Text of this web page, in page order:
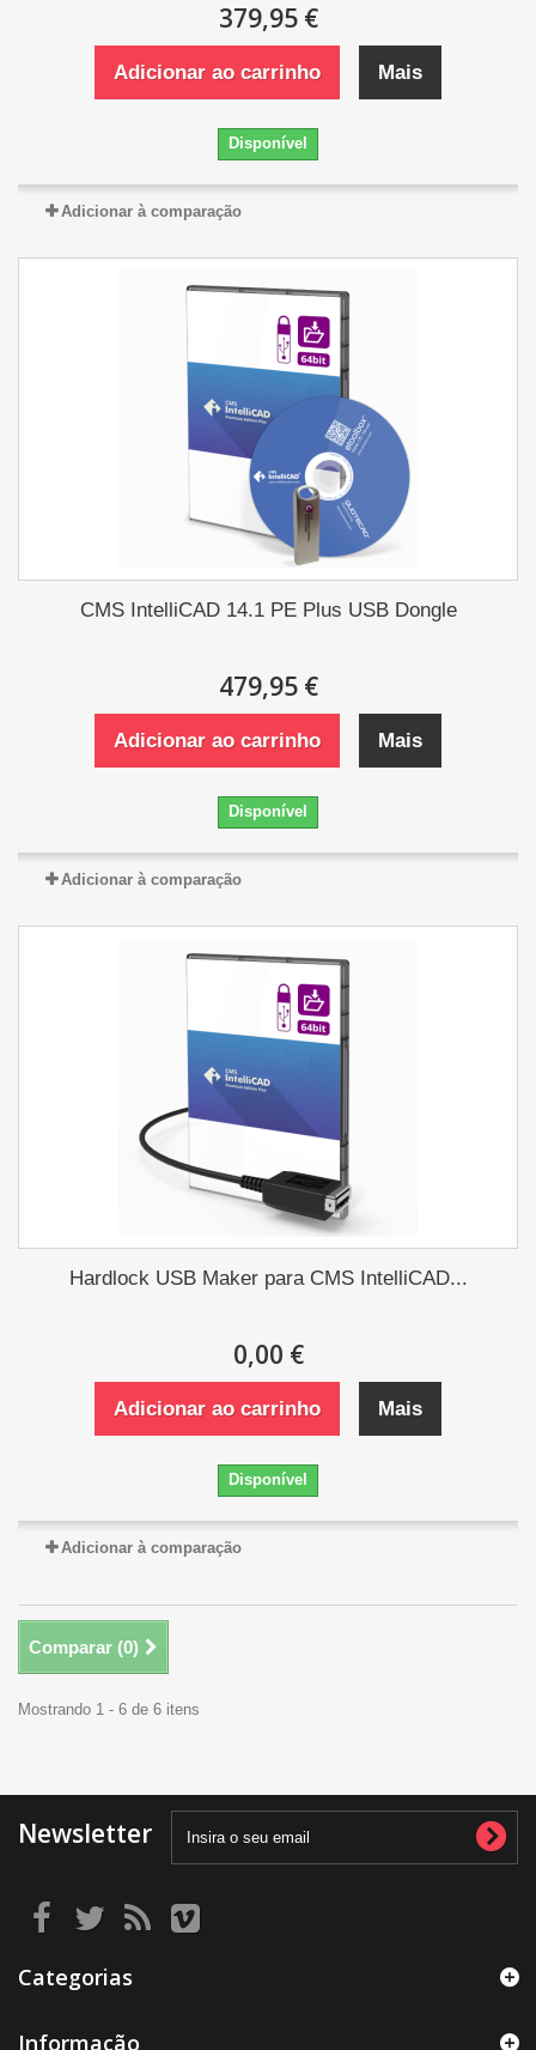
379,95 €
Adicionar ao carrinho Mais
Disponível
Adicionar à comparação
CMS IntelliCAD 14.1 PE Plus USB Dongle
479,95 €
Adicionar ao carrinho Mais
Disponível
Adicionar à comparação
Hardlock USB Maker para CMS IntelliCAD...
0,00 €
Adicionar ao carrinho Mais
Disponível
Adicionar à comparação
Comparar (0)
Mostrando 1 - 6 de 6 itens
Newsletter
Categorias
Informação